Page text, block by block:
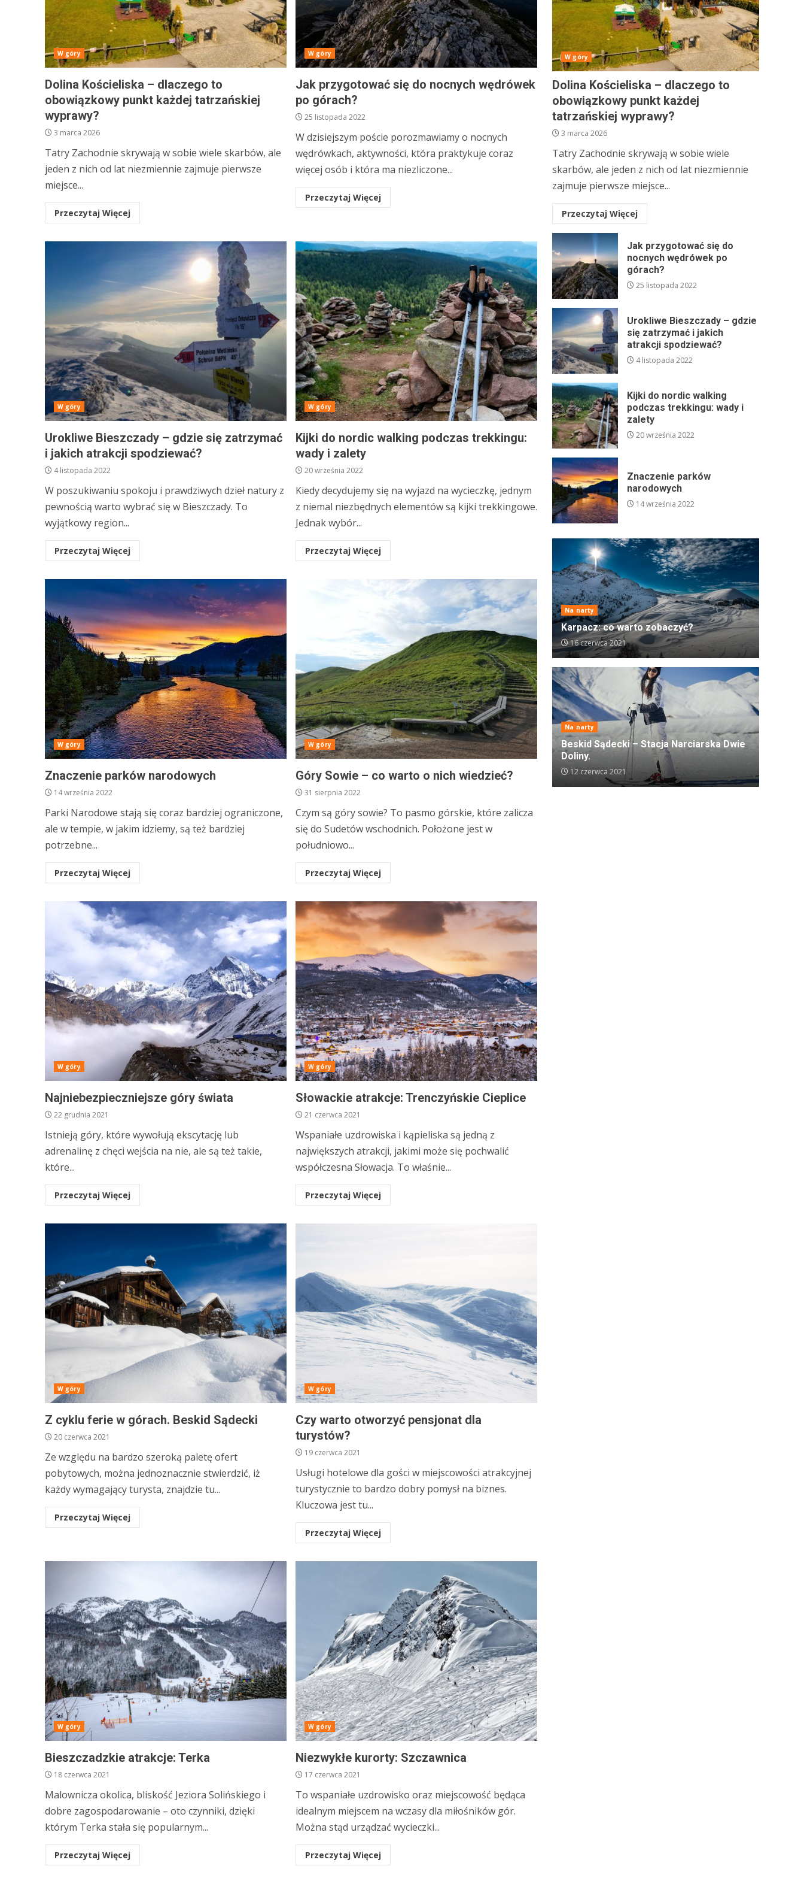
W góry
Dolina Kościeliska – dlaczego to
obowiązkowy punkt każdej tatrzańskiej
wyprawy?
3 marca 2026
Tatry Zachodnie skrywają w sobie wiele skarbów, ale
jeden z nich od lat niezmiennie zajmuje pierwsze
miejsce...
Przeczytaj Więcej
W góry
Jak przygotować się do nocnych wędrówek
po górach?
25 listopada 2022
W dzisiejszym poście porozmawiamy o nocnych
wędrówkach, aktywności, która praktykuje coraz
więcej osób i która ma niezliczone...
Przeczytaj Więcej
W góry
Urokliwe Bieszczady – gdzie się zatrzymać
i jakich atrakcji spodziewać?
4 listopada 2022
W poszukiwaniu spokoju i prawdziwych dzieł natury z
pewnością warto wybrać się w Bieszczady. To
wyjątkowy region...
Przeczytaj Więcej
W góry
Kijki do nordic walking podczas trekkingu:
wady i zalety
20 września 2022
Kiedy decydujemy się na wyjazd na wycieczkę, jednym
z niemal niezbędnych elementów są kijki trekkingowe.
Jednak wybór...
Przeczytaj Więcej
W góry
Znaczenie parków narodowych
14 września 2022
Parki Narodowe stają się coraz bardziej ograniczone,
ale w tempie, w jakim idziemy, są też bardziej
potrzebne...
Przeczytaj Więcej
W góry
Góry Sowie – co warto o nich wiedzieć?
31 sierpnia 2022
Czym są góry sowie? To pasmo górskie, które zalicza
się do Sudetów wschodnich. Położone jest w
południowo...
Przeczytaj Więcej
W góry
Najniebezpieczniejsze góry świata
22 grudnia 2021
Istnieją góry, które wywołują ekscytację lub
adrenalinę z chęci wejścia na nie, ale są też takie,
które...
Przeczytaj Więcej
W góry
Słowackie atrakcje: Trenczyńskie Cieplice
21 czerwca 2021
Wspaniałe uzdrowiska i kąpieliska są jedną z
największych atrakcji, jakimi może się pochwalić
współczesna Słowacja. To właśnie...
Przeczytaj Więcej
W góry
Z cyklu ferie w górach. Beskid Sądecki
20 czerwca 2021
Ze względu na bardzo szeroką paletę ofert
pobytowych, można jednoznacznie stwierdzić, iż
każdy wymagający turysta, znajdzie tu...
Przeczytaj Więcej
W góry
Czy warto otworzyć pensjonat dla
turystów?
19 czerwca 2021
Usługi hotelowe dla gości w miejscowości atrakcyjnej
turystycznie to bardzo dobry pomysł na biznes.
Kluczowa jest tu...
Przeczytaj Więcej
W góry
Bieszczadzkie atrakcje: Terka
18 czerwca 2021
Malownicza okolica, bliskość Jeziora Solińskiego i
dobre zagospodarowanie – oto czynniki, dzięki
którym Terka stała się popularnym...
Przeczytaj Więcej
W góry
Niezwykłe kurorty: Szczawnica
17 czerwca 2021
To wspaniałe uzdrowisko oraz miejscowość będąca
idealnym miejscem na wczasy dla miłośników gór.
Można stąd urządzać wycieczki...
Przeczytaj Więcej
W góry
Dolina Kościeliska – dlaczego to
obowiązkowy punkt każdej
tatrzańskiej wyprawy?
3 marca 2026
Tatry Zachodnie skrywają w sobie wiele
skarbów, ale jeden z nich od lat niezmiennie
zajmuje pierwsze miejsce...
Przeczytaj Więcej
Jak przygotować się do
nocnych wędrówek po
górach?
25 listopada 2022
Urokliwe Bieszczady – gdzie
się zatrzymać i jakich
atrakcji spodziewać?
4 listopada 2022
Kijki do nordic walking
podczas trekkingu: wady i
zalety
20 września 2022
Znaczenie parków
narodowych
14 września 2022
Na narty
Karpacz: co warto zobaczyć?
16 czerwca 2021
Na narty
Beskid Sądecki – Stacja Narciarska Dwie
Doliny.
12 czerwca 2021